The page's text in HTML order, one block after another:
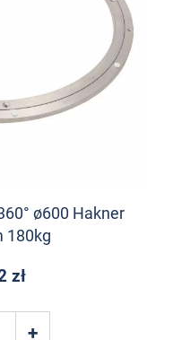
ø600 Hakner
180kg
zł